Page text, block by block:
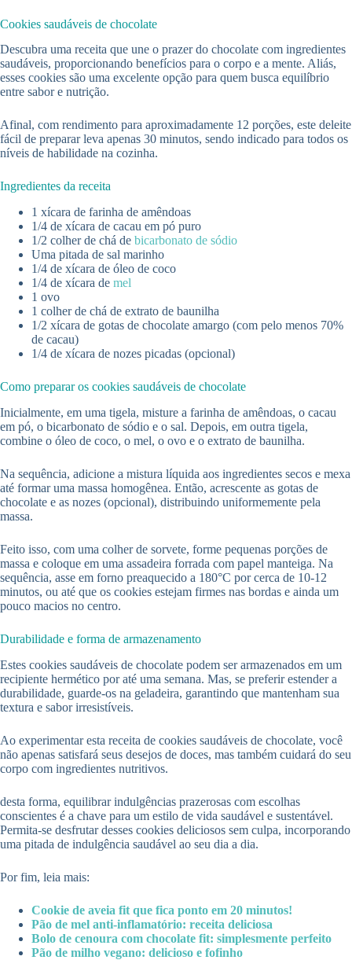
Cookies saudáveis de chocolate
Descubra uma receita que une o prazer do chocolate com ingredientes
saudáveis, proporcionando benefícios para o corpo e a mente. Aliás,
esses cookies são uma excelente opção para quem busca equilíbrio
entre sabor e nutrição.
Afinal, com rendimento para aproximadamente 12 porções, este deleite
fácil de preparar leva apenas 30 minutos, sendo indicado para todos os
níveis de habilidade na cozinha.
Ingredientes da receita
1 xícara de farinha de amêndoas
1/4 de xícara de cacau em pó puro
1/2 colher de chá de bicarbonato de sódio
Uma pitada de sal marinho
1/4 de xícara de óleo de coco
1/4 de xícara de mel
1 ovo
1 colher de chá de extrato de baunilha
1/2 xícara de gotas de chocolate amargo (com pelo menos 70%
de cacau)
1/4 de xícara de nozes picadas (opcional)
Como preparar os cookies saudáveis de chocolate
Inicialmente, em uma tigela, misture a farinha de amêndoas, o cacau
em pó, o bicarbonato de sódio e o sal. Depois, em outra tigela,
combine o óleo de coco, o mel, o ovo e o extrato de baunilha.
Na sequência, adicione a mistura líquida aos ingredientes secos e mexa
até formar uma massa homogênea. Então, acrescente as gotas de
chocolate e as nozes (opcional), distribuindo uniformemente pela
massa.
Feito isso, com uma colher de sorvete, forme pequenas porções de
massa e coloque em uma assadeira forrada com papel manteiga. Na
sequência, asse em forno preaquecido a 180°C por cerca de 10-12
minutos, ou até que os cookies estejam firmes nas bordas e ainda um
pouco macios no centro.
Durabilidade e forma de armazenamento
Estes cookies saudáveis de chocolate podem ser armazenados em um
recipiente hermético por até uma semana. Mas, se preferir estender a
durabilidade, guarde-os na geladeira, garantindo que mantenham sua
textura e sabor irresistíveis.
Ao experimentar esta receita de cookies saudáveis de chocolate, você
não apenas satisfará seus desejos de doces, mas também cuidará do seu
corpo com ingredientes nutritivos.
desta forma, equilibrar indulgências prazerosas com escolhas
conscientes é a chave para um estilo de vida saudável e sustentável.
Permita-se desfrutar desses cookies deliciosos sem culpa, incorporando
uma pitada de indulgência saudável ao seu dia a dia.
Por fim, leia mais:
Cookie de aveia fit que fica ponto em 20 minutos!
Pão de mel anti-inflamatório: receita deliciosa
Bolo de cenoura com chocolate fit: simplesmente perfeito
Pão de milho vegano: delicioso e fofinho